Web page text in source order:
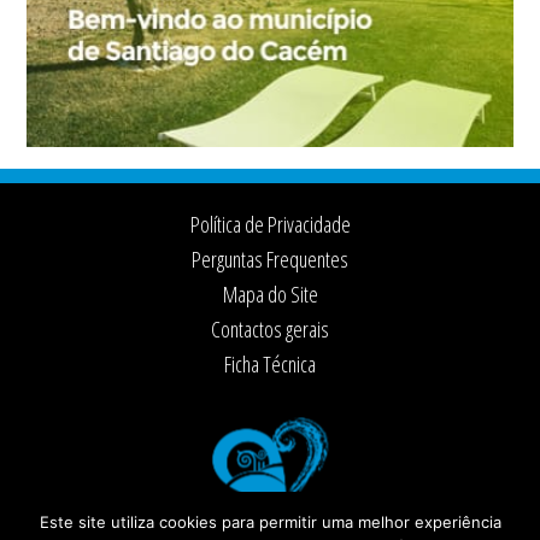
Footer
Política de Privacidade
Perguntas Frequentes
Mapa do Site
Contactos gerais
Ficha Técnica
Este site utiliza cookies para permitir uma melhor experiência